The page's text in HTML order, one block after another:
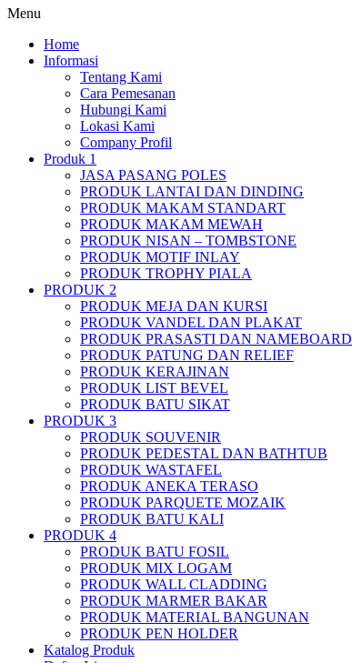
Menu
Home
Informasi
Tentang Kami
Cara Pemesanan
Hubungi Kami
Lokasi Kami
Company Profil
Produk 1
JASA PASANG POLES
PRODUK LANTAI DAN DINDING
PRODUK MAKAM STANDART
PRODUK MAKAM MEWAH
PRODUK NISAN – TOMBSTONE
PRODUK MOTIF INLAY
PRODUK TROPHY PIALA
PRODUK 2
PRODUK MEJA DAN KURSI
PRODUK VANDEL DAN PLAKAT
PRODUK PRASASTI DAN NAMEBOARD
PRODUK PATUNG DAN RELIEF
PRODUK KERAJINAN
PRODUK LIST BEVEL
PRODUK BATU SIKAT
PRODUK 3
PRODUK SOUVENIR
PRODUK PEDESTAL DAN BATHTUB
PRODUK WASTAFEL
PRODUK ANEKA TERASO
PRODUK PARQUETE MOZAIK
PRODUK BATU KALI
PRODUK 4
PRODUK BATU FOSIL
PRODUK MIX LOGAM
PRODUK WALL CLADDING
PRODUK MARMER BAKAR
PRODUK MATERIAL BANGUNAN
PRODUK PEN HOLDER
Katalog Produk